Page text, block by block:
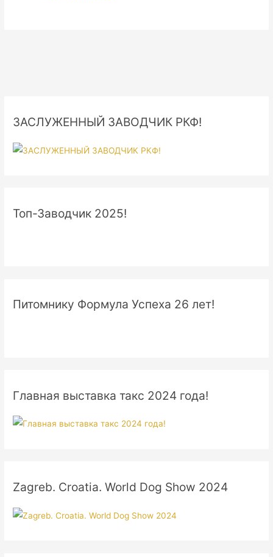
ЗАСЛУЖЕННЫЙ ЗАВОДЧИК РКФ!
Топ-Заводчик 2025!
Питомнику Формула Успеха 26 лет!
Главная выставка такс 2024 года!
Zagreb. Croatia. World Dog Show 2024